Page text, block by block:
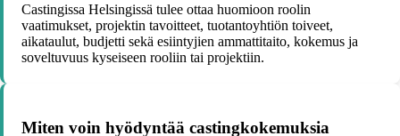
Castingissa Helsingissä tulee ottaa huomioon roolin
vaatimukset, projektin tavoitteet, tuotantoyhtiön toiveet,
aikataulut, budjetti sekä esiintyjien ammattitaito, kokemus ja
soveltuvuus kyseiseen rooliin tai projektiin.
Miten voin hyödyntää castingkokemuksia